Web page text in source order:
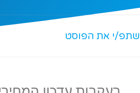
שתפ/י את הפוסט